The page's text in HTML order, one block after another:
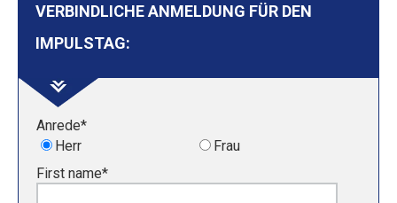
VERBINDLICHE ANMELDUNG FÜR DEN
IMPULSTAG:
Anrede*
Herr
Frau
First name*